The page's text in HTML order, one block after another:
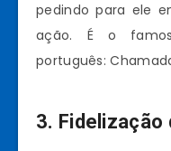
pedindo para ele
ação. É o
português:
3. Fidelização